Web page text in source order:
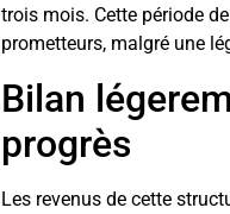
trois mois. Cette période
prometteurs, malgré une
Bilan
progrès
Les revenus de cette